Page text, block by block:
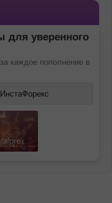
для уверенного
каждое пополнение в